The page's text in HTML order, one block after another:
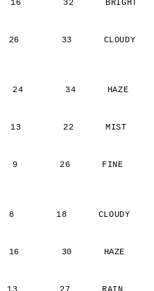
16        32      BRIGHT
26        33      CLOUDY
24        34      HAZE
13        22      MIST
9        26      FINE
8        18      CLOUDY
16        30      HAZE